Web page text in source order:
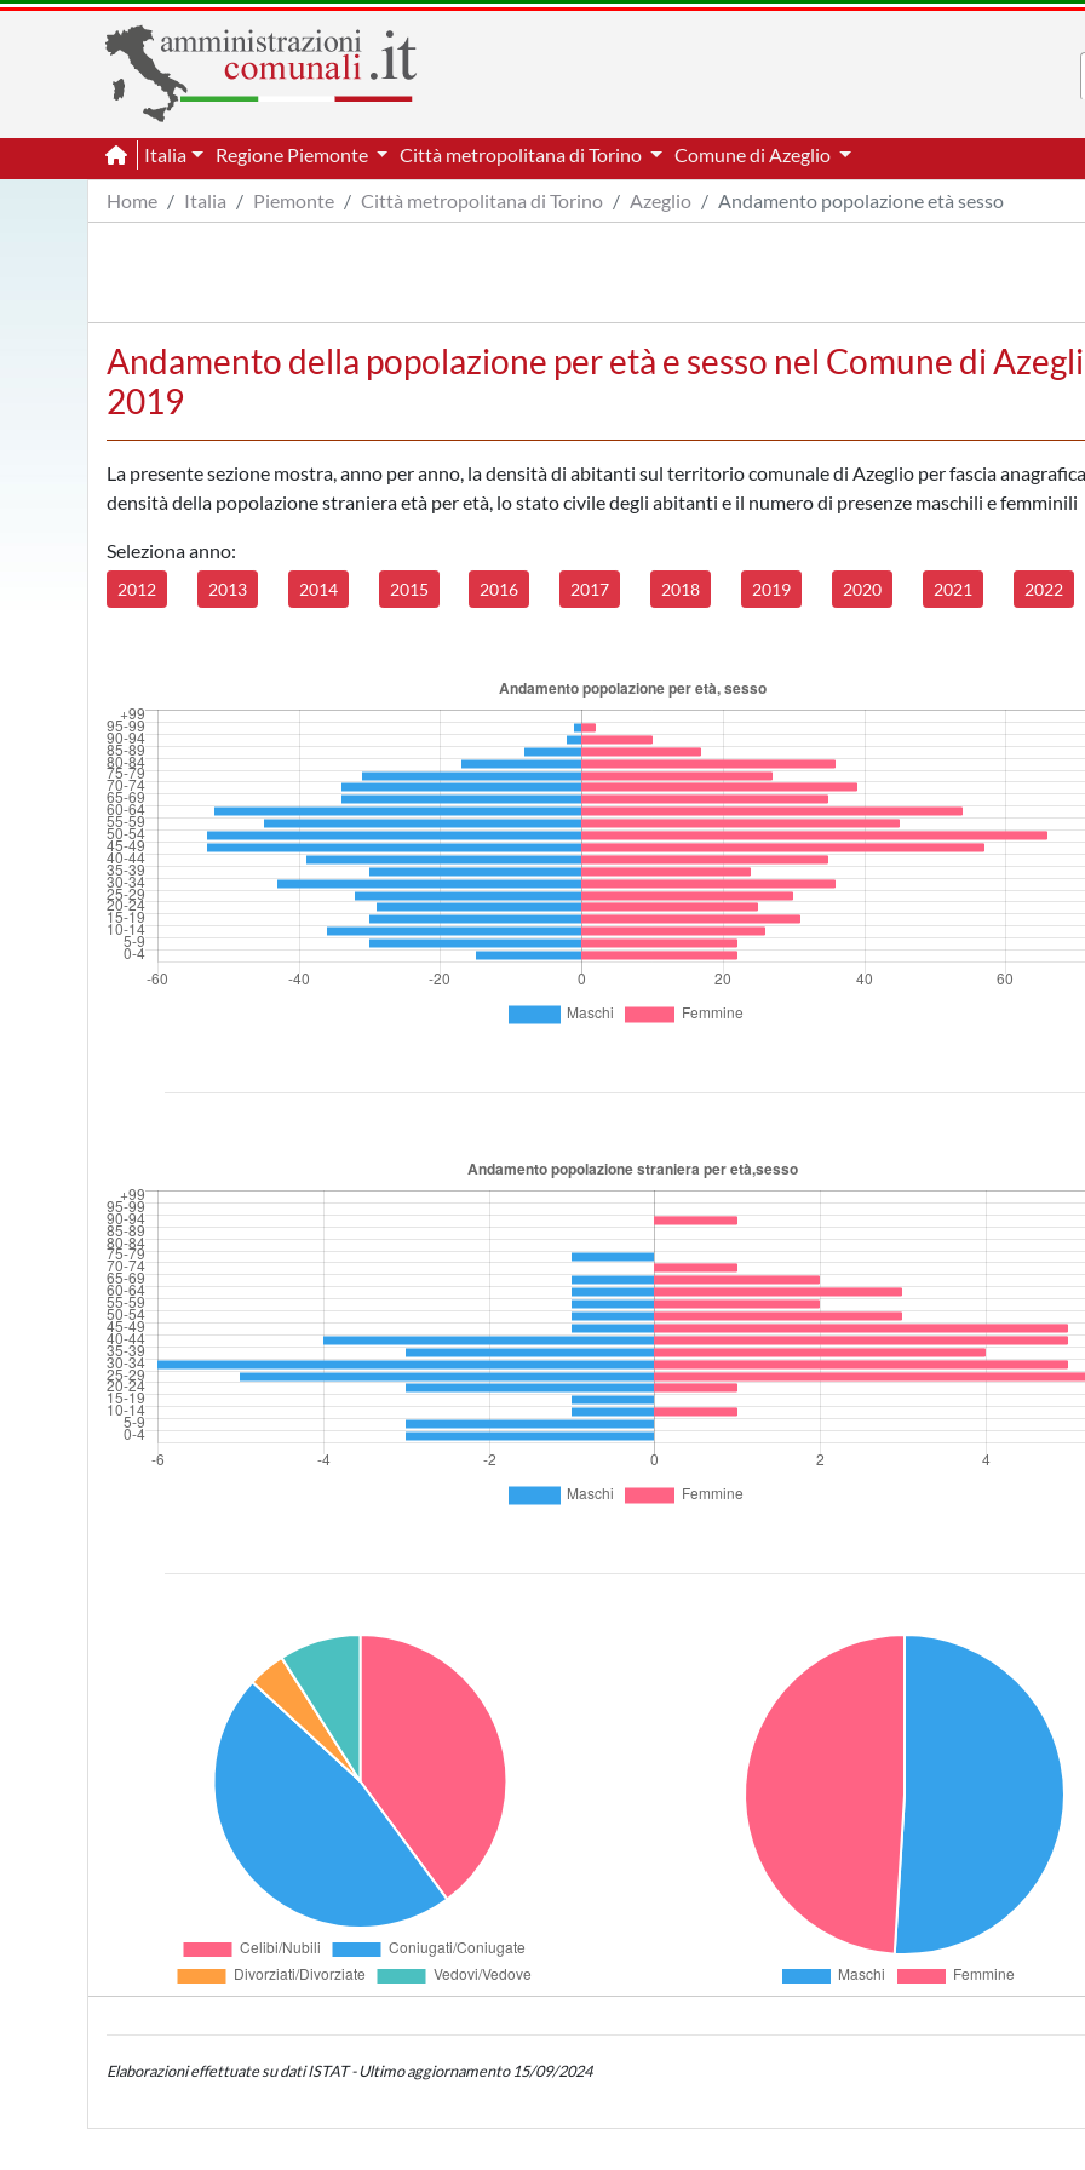
Italia Regione Piemonte Città metropolitana di Torino
Comune di Azeglio
Home
Italia Piemonte Città metropolitana di Torino Azeglio Andamento popolazione età sesso
Andamento della popolazione per età e sesso nel Comune di
2019
La presente sezione mostra, anno per anno, la densità di abitanti sul territorio comunale di Azeglio per fascia
densità della popolazione straniera età per età, lo stato civile degli abitanti e il numero di presenze maschili e femminili
Seleziona anno:
2012 2013 2014 2015 2016 2017 2018 2019 2020 2021 2022
Elaborazioni effettuate su dati ISTAT - Ultimo aggiornamento 15/09/2024